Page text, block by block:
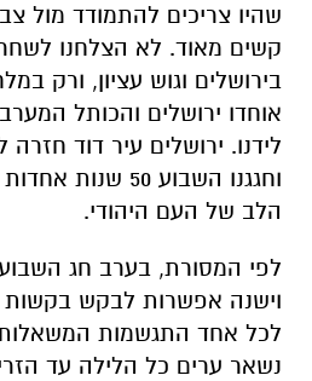
שהיו צריכים להתמודד מול
קשים מאוד. לא הצלחנו
בירושלים וגוש עציון, ורק
אוחדו ירושלים והכותל
לידנו. ירושלים עיר דוד
וחגגנו השבוע 50
הלב של העם היהודי.
לפי המסורת, בערב חג
וישנה אפשרות לבקש בקשות
לכל אחד התגשמות
נשאר ערים כל הלילה עד